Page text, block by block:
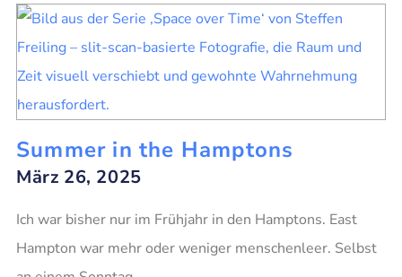
Summer in the Hamptons
März 26, 2025
Ich war bisher nur im Frühjahr in den Hamptons. East
Hampton war mehr oder weniger menschenleer. Selbst